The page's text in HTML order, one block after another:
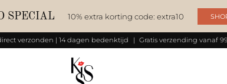
SPECIAL 10% extra korting code: extra10
verzonden | 14 dagen bedenktijd Gratis verzending vanaf